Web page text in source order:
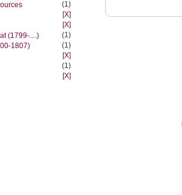
(1)
[X]
[X]
(1799-....)
(1)
1807)
(1)
[X]
(1)
[X]